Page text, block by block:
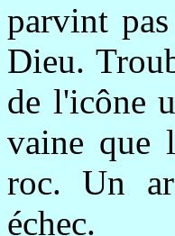
parvint
Dieu.
de l'icône
vaine que
roc. Un
échec.